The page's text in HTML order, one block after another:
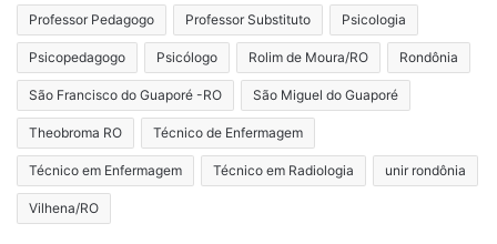
Professor Pedagogo Professor Substituto Psicologia
Psicopedagogo Psicólogo Rolim de Moura/RO Rondônia
São Francisco do Guaporé -RO São Miguel do Guaporé
Theobroma RO Técnico de Enfermagem
Técnico em Enfermagem Técnico em Radiologia unir rondônia
Vilhena/RO